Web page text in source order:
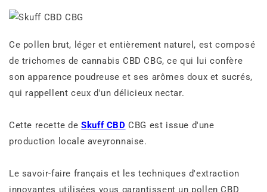
Ce pollen brut, léger et entièrement naturel, est composé
de trichomes de cannabis CBD CBG, ce qui lui confère
son apparence poudreuse et ses arômes doux et sucrés,
qui rappellent ceux d'un délicieux nectar.
Cette recette deSkuff CBD CBG est issue d'une
production locale aveyronnaise.
Le savoir-faire français et les techniques d'extraction
innovantes utilisées vous garantissent un pollen CBD